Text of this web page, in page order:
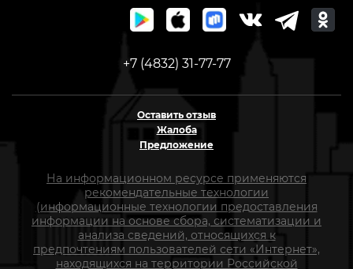
+7 (4832) 31-77-77
Оставить отзыв
Жалоба
Предложение
На информационном ресурсе применяются
рекомендательные технологии
(информационные технологии предоставления
информации на основе сбора, систематизации и
анализа сведений, относящихся к
предпочтениям пользователей сети «Интернет»,
находящихся на территории Российской